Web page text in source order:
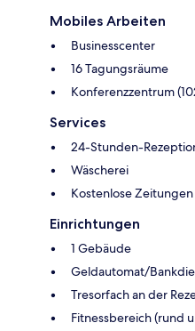
Mobiles Arbeiten
Businesscenter
16 Tagungsräume
Konferenzzentrum
Services
24-Stunden-
Wäscherei
Kostenlose
Einrichtungen
1 Gebäude
Geldautomat/
Tresorfach an der
Fitnessbereich (rund